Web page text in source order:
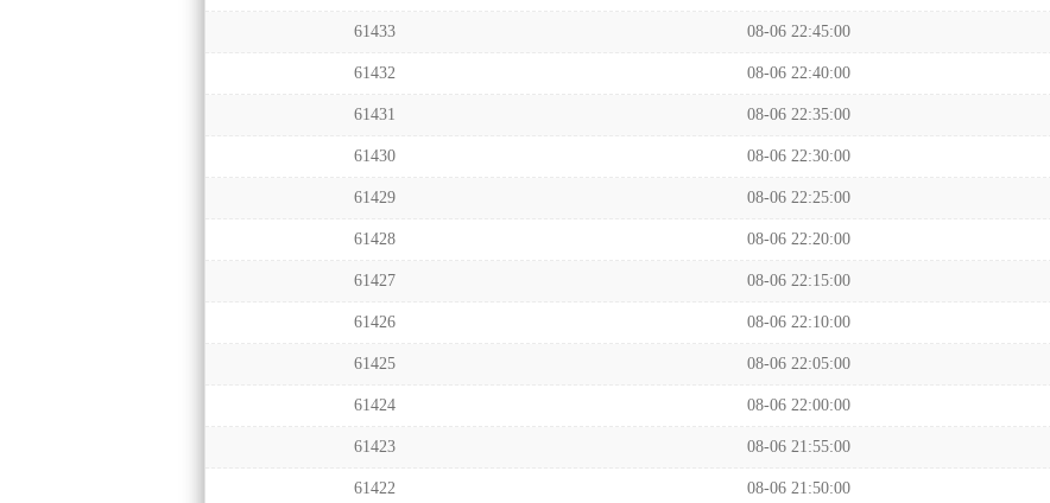
61433 08-06 22:45:00
61432 08-06 22:40:00
61431 08-06 22:35:00
61430 08-06 22:30:00
61429 08-06 22:25:00
61428 08-06 22:20:00
61427 08-06 22:15:00
61426 08-06 22:10:00
61425 08-06 22:05:00
61424 08-06 22:00:00
61423 08-06 21:55:00
61422 08-06 21:50:00